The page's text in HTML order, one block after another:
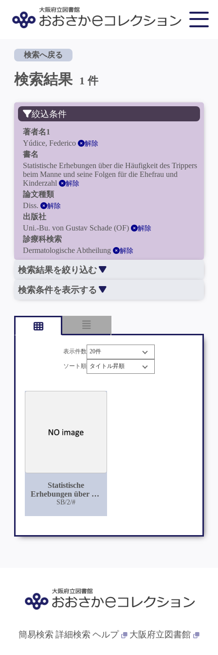
検索へ戻る
検索結果 1 件
絞込条件
著者名1
Yúdice, Federico
解除
書名
Statistische Erhebungen über die Häufigkeit des Trippers
beim Manne und seine Folgen für die Ehefrau und
Kinderzahl
解除
論文種類
Diss.
解除
出版社
Uni.-Bu. von Gustav Schade (OF)
解除
診療科検索
Dermatologische Abtheilung
解除
検索結果を絞り込む
検索条件を表示する
表示件数
ソート順
Statistische
Erhebungen über die
Häufigkeit des
Kinderzahl
SB/2/#
簡易検索 詳細検索 ヘルプ 大阪府立図書館